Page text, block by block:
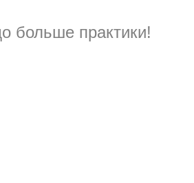
больше практики!